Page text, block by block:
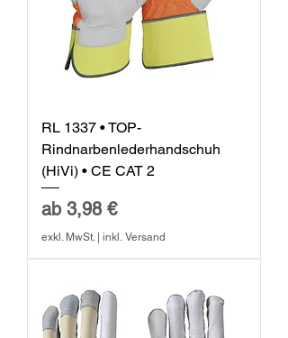
RL 1337 • TOP-
Rindnarbenlederhandschuh
(HiVi) • CE CAT 2
ab 3,98 €
Sale-Preis
exkl. MwSt.| inkl. Versand